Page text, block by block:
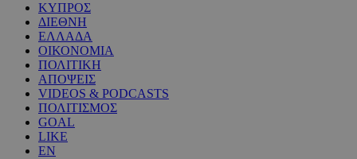
ΚΥΠΡΟΣ
ΔΙΕΘΝΗ
ΕΛΛΑΔΑ
ΟΙΚΟΝΟΜΙΑ
ΠΟΛΙΤΙΚΗ
ΑΠΟΨΕΙΣ
VIDEOS & PODCASTS
ΠΟΛΙΤΙΣΜΟΣ
GOAL
LIKE
EN